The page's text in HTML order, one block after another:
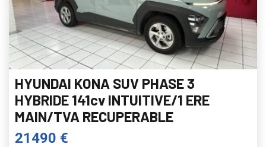
HYUNDAI KONA SUV PHASE 3
HYBRIDE 141cv INTUITIVE/1 ERE
MAIN/TVA RECUPERABLE
21490 €